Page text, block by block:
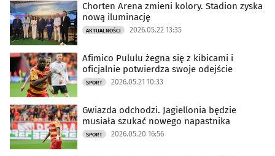
Chorten Arena zmieni kolory. Stadion zyska
nową iluminację
AKTUALNOŚCI 2026.05.22 13:35
Afimico Pululu żegna się z kibicami i
oficjalnie potwierdza swoje odejście
SPORT 2026.05.21 10:33
Gwiazda odchodzi. Jagiellonia będzie
musiała szukać nowego napastnika
SPORT 2026.05.20 16:56